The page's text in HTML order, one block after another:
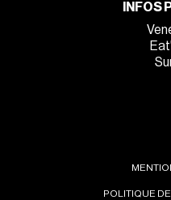
INFOS
POLITIQUE